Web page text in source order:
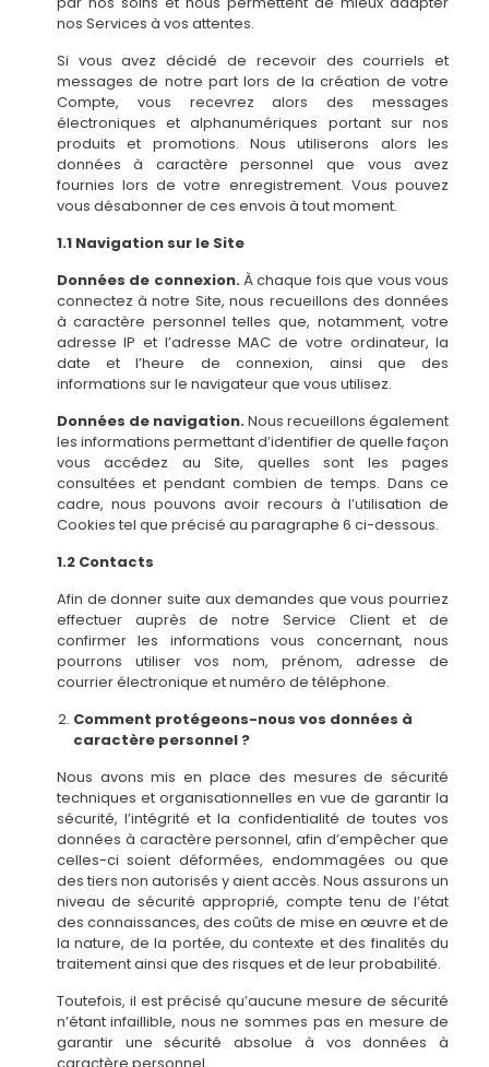
nos Services à vos attentes.
Si vous avez décidé de recevoir des courriels et
messages de notre part lors de la création de votre
Compte, vous recevrez alors des messages
électroniques et alphanumériques portant sur nos
produits et promotions. Nous utiliserons alors les
données à caractère personnel que vous avez
fournies lors de votre enregistrement. Vous pouvez
vous désabonner de ces envois à tout moment.
1.1 Navigation sur le Site
Données de connexion.À chaque fois que vous vous
connectez à notre Site, nous recueillons des données
à caractère personnel telles que, notamment, votre
adresse IP et l’adresse MAC de votre ordinateur, la
date et l’heure de connexion, ainsi que des
informations sur le navigateur que vous utilisez.
Données de navigation.Nous recueillons également
les informations permettant d’identifier de quelle façon
vous accédez au Site, quelles sont les pages
consultées et pendant combien de temps. Dans ce
cadre, nous pouvons avoir recours à l’utilisation de
Cookies tel que précisé au paragraphe 6 ci-dessous.
1.2 Contacts
Afin de donner suite aux demandes que vous pourriez
effectuer auprès de notre Service Client et de
confirmer les informations vous concernant, nous
pourrons utiliser vos nom, prénom, adresse de
courrier électronique et numéro de téléphone.
Comment protégeons-nous vos données à
caractère personnel ?
Nous avons mis en place des mesures de sécurité
techniques et organisationnelles en vue de garantir la
sécurité, l’intégrité et la confidentialité de toutes vos
données à caractère personnel, afin d’empêcher que
celles-ci soient déformées, endommagées ou que
des tiers non autorisés y aient accès. Nous assurons un
niveau de sécurité approprié, compte tenu de l’état
des connaissances, des coûts de mise en œuvre et de
la nature, de la portée, du contexte et des finalités du
traitement ainsi que des risques et de leur probabilité.
Toutefois, il est précisé qu’aucune mesure de sécurité
n’étant infaillible, nous ne sommes pas en mesure de
garantir une sécurité absolue à vos données à